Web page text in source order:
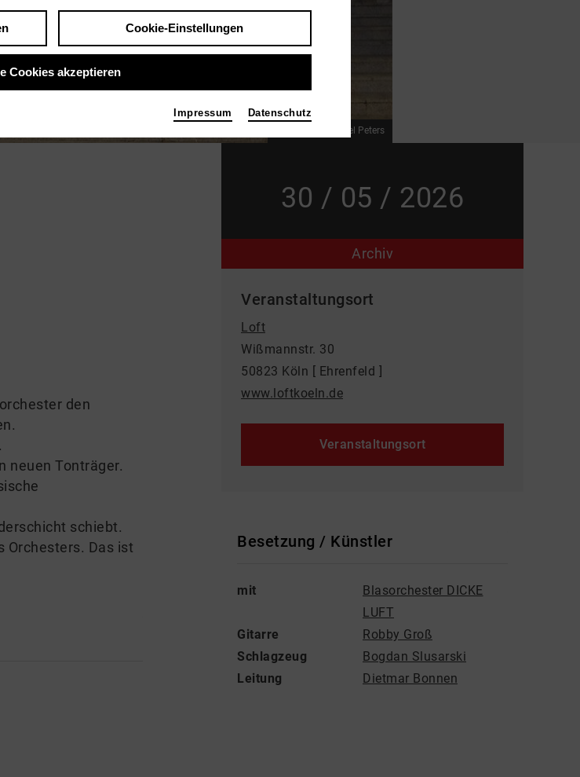
Bild Axel Peters
den
neuen Tonträger.
schiebt.
Orchesters. Das ist
30 / 05 / 2026
Archiv
Veranstaltungsort
Loft
Wißmannstr. 30
50823 Köln [ Ehrenfeld ]
www.loftkoeln.de
Veranstaltungsort
Besetzung / Künstler
mit
Blasorchester DICKE
LUFT
Gitarre
Robby Groß
Schlagzeug
Bogdan Slusarski
Leitung
Dietmar Bonnen
Cookie-Einstellungen
Cookies akzeptieren
Impressum Datenschutz